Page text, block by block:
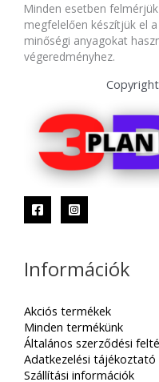
Minden esetben
megfelelően készítjük el
minőségi anyagokat
végeredményhez.
Információk
Akciós termékek
Minden termékünk
Általános szerződési
Adatkezelési tájékoztató
Szállítási információk